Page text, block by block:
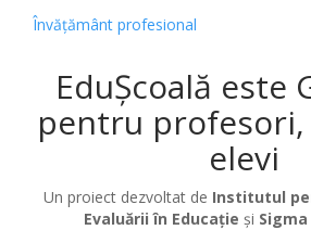
Învățământ profesional
EduȘcoală este
pentru
elevi
Un proiect dezvoltat de Institutul
Evaluării în Educație și